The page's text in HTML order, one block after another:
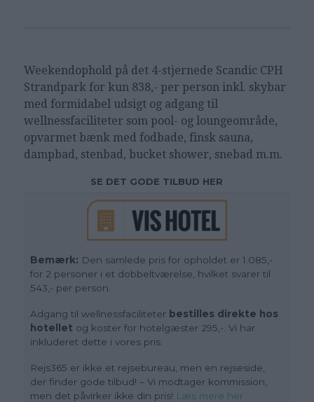
Weekendophold på det 4-stjernede Scandic CPH
Strandpark for kun 838,- per person inkl. skybar
med formidabel udsigt og adgang til
wellnessfaciliteter som pool- og loungeområde,
opvarmet bænk med fodbade, finsk sauna,
dampbad, stenbad, bucket shower, snebad m.m.
SE DET GODE TILBUD HER
Bemærk: Den samlede pris for opholdet er 1.085,-
for 2 personer i et dobbeltværelse, hvilket svarer til
543,- per person.
Adgang til wellnessfaciliteter bestilles direkte hos
hotellet og koster for hotelgæster 295,-. Vi har
inkluderet dette i vores pris.
Rejs365 er ikke et rejsebureau, men en rejseside,
der finder gode tilbud! – Vi modtager kommission,
men det påvirker ikke din pris! Læs mere her